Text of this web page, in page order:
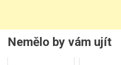
Nemělo by vám ujít